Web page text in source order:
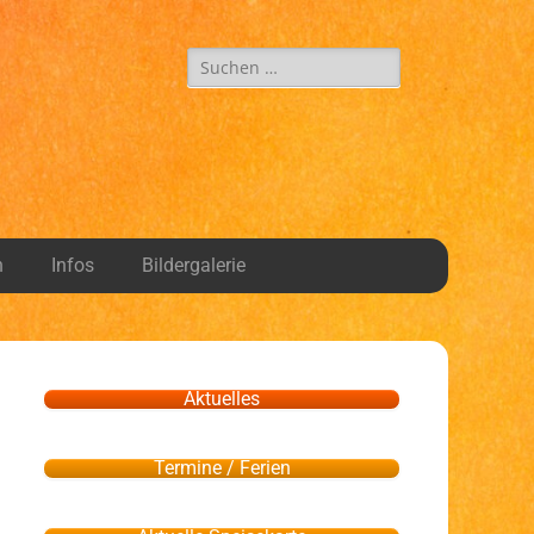
Infos Bildergalerie
Aktuelles
Termine / Ferien